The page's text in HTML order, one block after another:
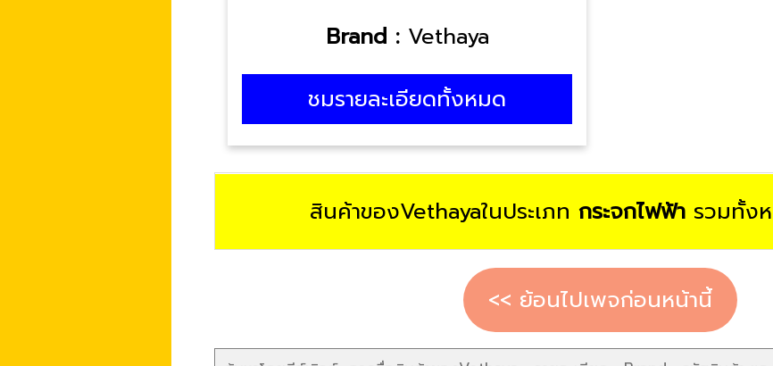
Brand :Vethaya
ชมรายละเอียดทั้งหมด
สินค้าของVethayaในประเภท กระจกไฟฟ้ารวมทั้ง
<< ย้อนไปเพจก่อนหน้านี้